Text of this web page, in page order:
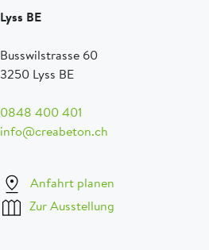
Lyss BE
Busswilstrasse 60
3250 Lyss BE
0848 400 401
info@creabeton.ch
Anfahrt planen
Zur Ausstellung